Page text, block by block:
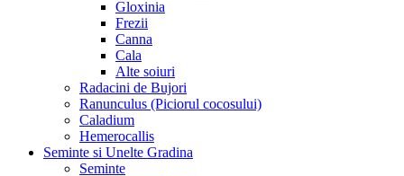
Gloxinia
Frezii
Canna
Cala
Alte soiuri
Radacini de Bujori
Ranunculus (Piciorul cocosului)
Caladium
Hemerocallis
Seminte si Unelte Gradina
Seminte